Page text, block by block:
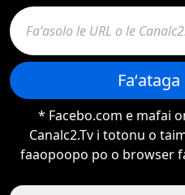
* Facebo.com e mafai
Canalc2.Tv i totonu o
faaopoopo po o browser